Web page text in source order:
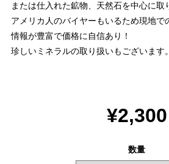
または仕入れた鉱物、天然石を中心に取
アメリカ人のバイヤーもいるため現地で
情報が豊富で価格に自信あり！
珍しいミネラルの取り扱いもございます。
¥2,300
数量